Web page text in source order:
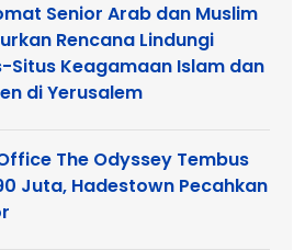
Senior Arab dan Muslim
Rencana Lindungi
Situs Keagamaan Islam dan
di Yerusalem
The Odyssey Tembus
Juta, Hadestown Pecahkan